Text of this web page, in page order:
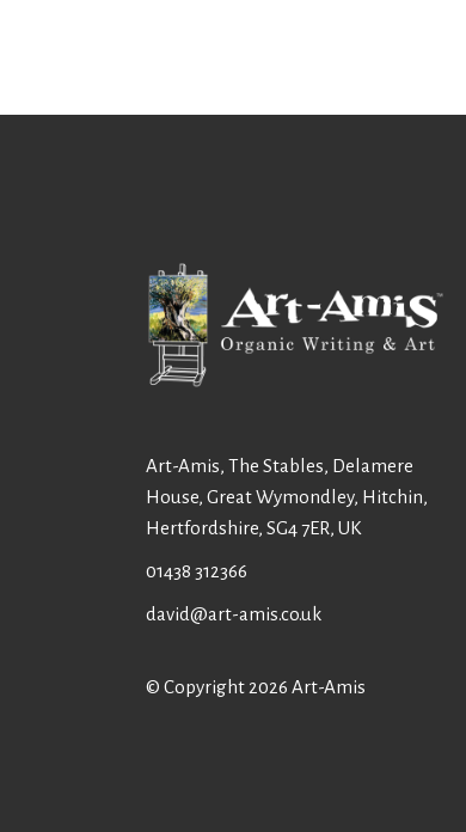
Art-Amis, The Stables, Delamere
House, Great Wymondley, Hitchin,
Hertfordshire, SG4 7ER, UK
01438 312366
david@art-amis.co.uk
© Copyright 2026 Art-Amis